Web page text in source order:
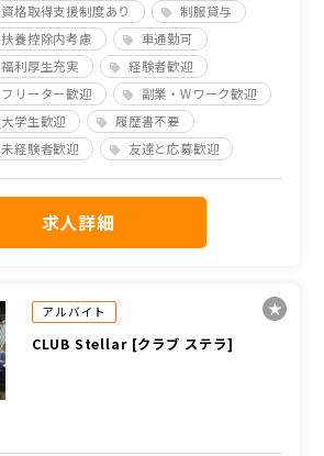
資格取得支援制度あり
制服貸与
扶養控除内考慮
車通勤可
福利厚生充実
経験者歓迎
フリーター歓迎
副業・Wワーク歓迎
大学生歓迎
履歴書不要
未経験者歓迎
友達と応募歓迎
求人詳細
アルバイト
CLUB Stellar [クラブ ステラ]